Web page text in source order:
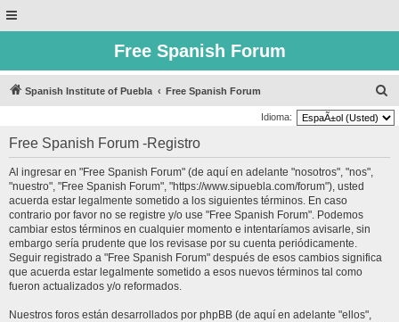
Free Spanish Forum
Spanish Institute of Puebla Free Spanish Forum
u
Idioma:
Free Spanish Forum -Registro
Al ingresar en "Free Spanish Forum" (de aquí en adelante "nosotros", "nos",
"nuestro", "Free Spanish Forum", "https://www.sipuebla.com/forum"), usted
acuerda estar legalmente sometido a los siguientes términos. En caso
contrario por favor no se registre y/o use "Free Spanish Forum". Podemos
cambiar estos términos en cualquier momento e intentaríamos avisarle, sin
embargo sería prudente que los revisase por su cuenta periódicamente.
Seguir registrado a "Free Spanish Forum" después de esos cambios significa
que acuerda estar legalmente sometido a esos nuevos términos tal como
fueron actualizados y/o reformados.
Nuestros foros están desarrollados por phpBB (de aquí en adelante "ellos",